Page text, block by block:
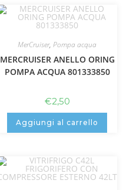
MerCruiser, Pompa acqua
MERCRUISER ANELLO ORING
POMPA ACQUA 801333850
€2,50
Aggiungi al carrello